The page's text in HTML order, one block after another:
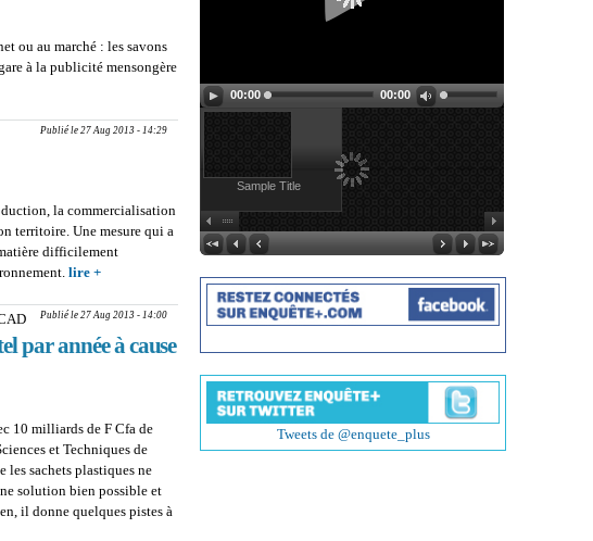
ou au marché : les savons
à la publicité mensongère
Publié le 27 Aug 2013 - 14:29
la commercialisation
territoire. Une mesure qui a
difficilement
lire +
DES SACHETS
PLASTIQUES :
Le sac en papier
Publié le 27 Aug 2013 - 14:00
par année à cause
10 milliards de F Cfa de
et Techniques de
sachets plastiques ne
solution bien possible et
il donne quelques pistes à
00:00 00:00
Sample Title
Tweets de @enquete_plus